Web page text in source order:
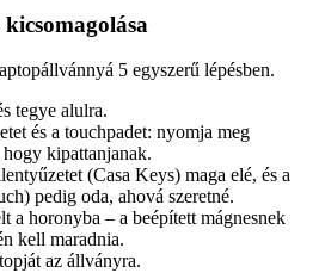
5 egyszerű lépésben.
tegye alulra.
és a touchpadet: nyomja meg
kipattanjanak.
(Casa Keys) maga elé, és a
pedig oda, ahová szeretné.
a horonyba – a beépített mágnesnek
kell maradnia.
az állványra.